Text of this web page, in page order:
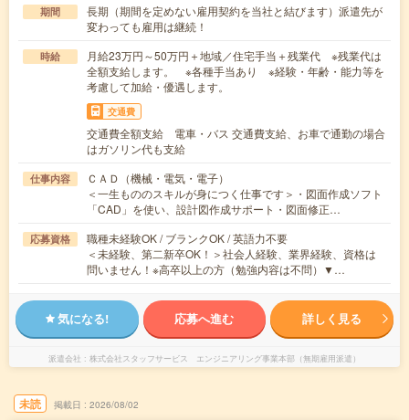
期間
長期（期間を定めない雇用契約を当社と結びます）派遣先が
変わっても雇用は継続！
時給
月給23万円～50万円＋地域／住宅手当＋残業代 ※残業代は
全額支給します。 ※各種手当あり ※経験・年齢・能力等を
考慮して加給・優遇します。
交通費
交通費全額支給 電車・バス 交通費支給、お車で通勤の場合
はガソリン代も支給
仕事内容
ＣＡＤ（機械・電気・電子）
＜一生もののスキルが身につく仕事です＞・図面作成ソフト
「CAD」を使い、設計図作成サポート・図面修正…
応募資格
職種未経験OK / ブランクOK / 英語力不要
＜未経験、第二新卒OK！＞社会人経験、業界経験、資格は
問いません！※高卒以上の方（勉強内容は不問）▼…
気になる! 応募へ進む 詳しく見る
派遣会社 株式会社スタッフサービス エンジニアリング事業本部（無期雇用派遣）
未読 掲載日 2026/08/02